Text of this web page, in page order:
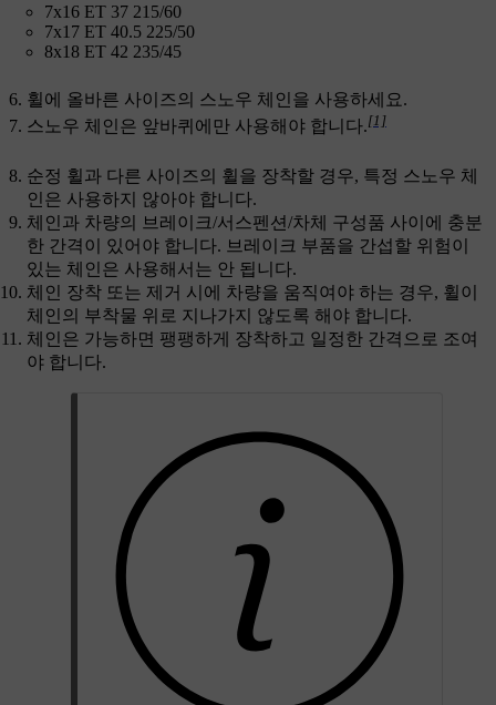
7x16 ET 37 215/60
7x17 ET 40.5 225/50
8x18 ET 42 235/45
휠에 올바른 사이즈의 스노우 체인을 사용하세요.
스노우 체인은 앞바퀴에만 사용해야 합니다.[1]
순정 휠과 다른 사이즈의 휠을 장착할 경우, 특정 스노우 체
인은 사용하지 않아야 합니다.
체인과 차량의 브레이크/서스펜션/차체 구성품 사이에 충분
한 간격이 있어야 합니다. 브레이크 부품을 간섭할 위험이
있는 체인은 사용해서는 안 됩니다.
체인 장착 또는 제거 시에 차량을 움직여야 하는 경우, 휠이
체인의 부착물 위로 지나가지 않도록 해야 합니다.
체인은 가능하면 팽팽하게 장착하고 일정한 간격으로 조여
야 합니다.